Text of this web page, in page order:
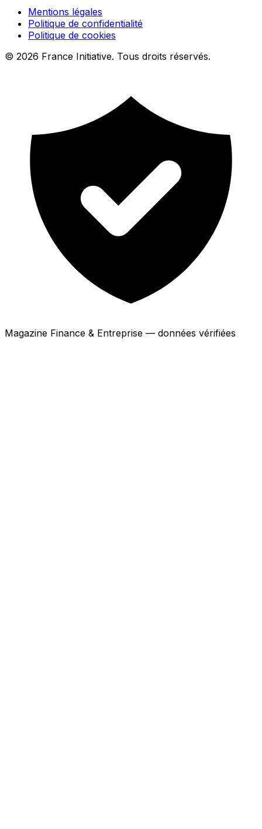
Mentions légales
Politique de confidentialité
Politique de cookies
© 2026 France Initiative. Tous droits réservés.
Magazine Finance & Entreprise — données vérifiées